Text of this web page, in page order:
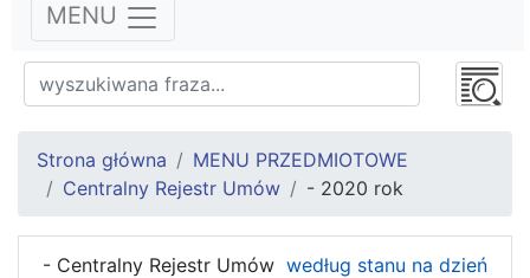
MENU
Strona główna
MENU PRZEDMIOTOWE
Centralny Rejestr Umów
- 2020 rok
- Centralny Rejestr Umów według stanu na dzień